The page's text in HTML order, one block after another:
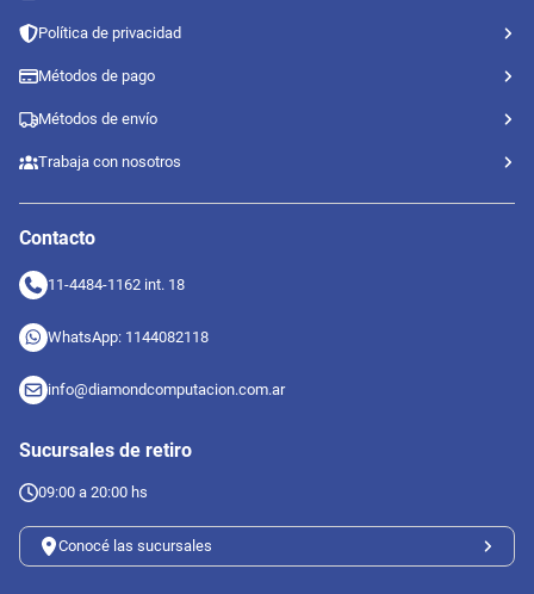
Política de privacidad
Métodos de pago
Métodos de envío
Trabaja con nosotros
Contacto
11-4484-1162 int. 18
WhatsApp: 1144082118
info@diamondcomputacion.com.ar
Sucursales de retiro
09:00 a 20:00 hs
Conocé las sucursales